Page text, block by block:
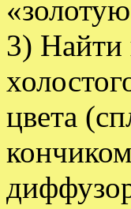
3) Найти
цвета